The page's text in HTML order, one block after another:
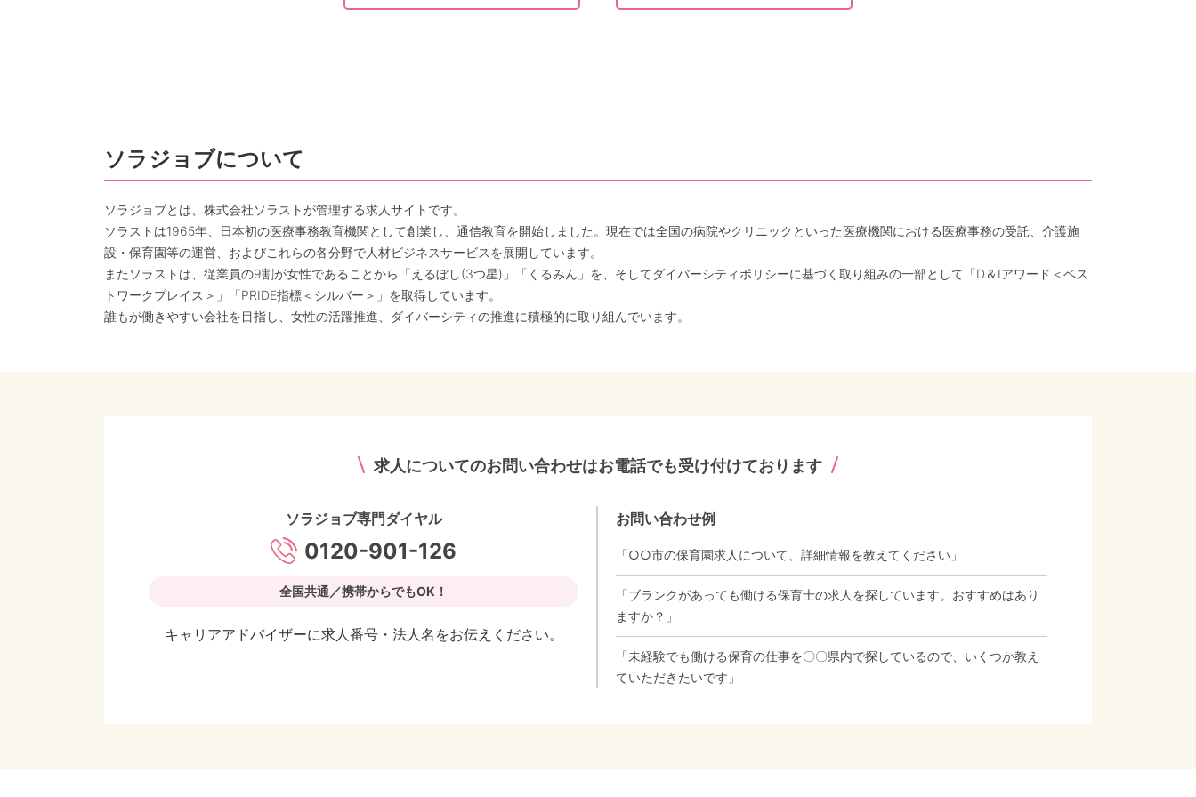
ソラジョブについて
ソラジョブとは、株式会社ソラストが管理する求人サイトです。
ソラストは1965年、日本初の医療事務教育機関として創業し、通信教育を開始しました。現在では全国の病院やクリニックといった医療機関における医療事務の受託、介護施
設・保育園等の運営、およびこれらの各分野で人材ビジネスサービスを展開しています。
またソラストは、従業員の9割が女性であることから「えるぼし(3つ星)」「くるみん」を、そしてダイバーシティポリシーに基づく取り組みの一部として「D＆Iアワード＜ベス
トワークプレイス＞」「PRIDE指標＜シルバー＞」を取得しています。
誰もが働きやすい会社を目指し、女性の活躍推進、ダイバーシティの推進に積極的に取り組んでいます。
求人についてのお問い合わせはお電話でも受け付けております
ソラジョブ専門ダイヤル
0120-901-126
全国共通／携帯からでもOK！
キャリアアドバイザーに求人番号・法人名をお伝えください。
お問い合わせ例
「○○市の保育園求人について、詳細情報を教えてください」
「ブランクがあっても働ける保育士の求人を探しています。おすすめはあり
ますか？」
「未経験でも働ける保育の仕事を〇〇県内で探しているので、いくつか教え
ていただきたいです」